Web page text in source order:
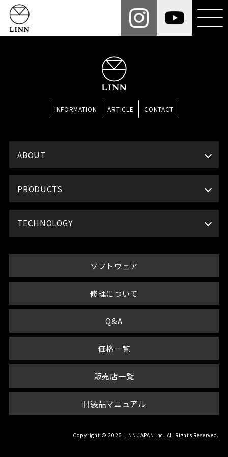
INFORMATION ARTICLE CONTACT
ABOUT
PRODUCTS
TECHNOLOGY
ソフトウェア
修理について
Q&A
価格一覧
販売店一覧
旧製品マニュアル
Copyright © 2026 LINN JAPAN inc. All Rights Reserved.